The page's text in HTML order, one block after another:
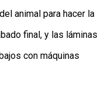
animal para hacer la
final, y las láminas
con máquinas